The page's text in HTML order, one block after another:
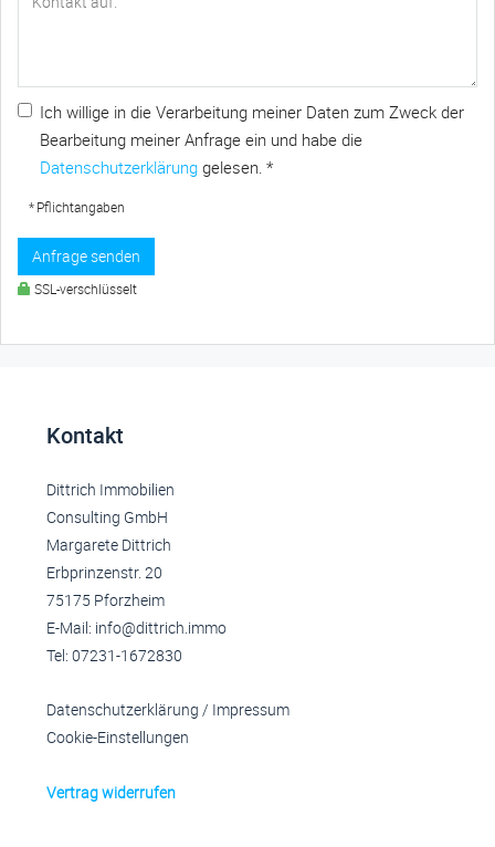
Ich willige in die Verarbeitung meiner Daten zum Zweck der
Bearbeitung meiner Anfrage ein und habe die
Datenschutzerklärung gelesen. *
* Pflichtangaben
Anfrage senden
SSL-verschlüsselt
Kontakt
Dittrich Immobilien
Consulting GmbH
Margarete Dittrich
Erbprinzenstr. 20
75175 Pforzheim
E-Mail: info@dittrich.immo
Tel: 07231-1672830
Datenschutzerklärung / Impressum
Cookie-Einstellungen
Vertrag widerrufen